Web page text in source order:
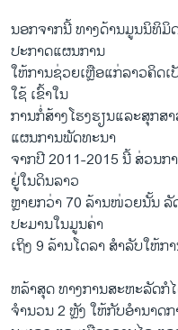
ນອກຈາກນີ້ ທາງດ້ານມູນນິທິມິ
ປະກາດແຜນການ
ໃຫ້ການຊ່ວຍເຫຼືອແກ່ລາວຄິດເ
ໃຊ້ ເຂົ້າໃນ
ການກໍ່ສ້າງໂຮງຮຽນແລະສຸກສ
ແຜນການພັດທະນາ
ຈາກປີ 2011-2015 ນີ້ ສ່ວນ
ຢູ່ໃນດິນລາວ
ຫຼາຍກວ່າ 70 ລ້ານໜ່ວຍນັ້ນ
ປະມານໃນມູນຄ່າ
ເຖິງ 9 ລ້ານໂດລາ ສໍາລັບໃຫ້
ຫລ້າສຸດ ທາງການສະຫະລັດກໍ
ຈໍານວນ 2 ຫຼັງ ໃຫ້ກັບອໍານາດ